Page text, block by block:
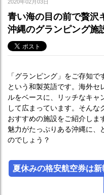
2020年02月03日
青い海の目の前で贅沢
沖縄のグランピング施
「グランピング」をご存知
という和製英語です。海外セ
ルをベースに、リッチなキャ
して広まっています。そん
おすすめの施設をご紹介しま
魅力がたっぷりある沖縄に、
のでしょう？
夏休みの格安航空券は